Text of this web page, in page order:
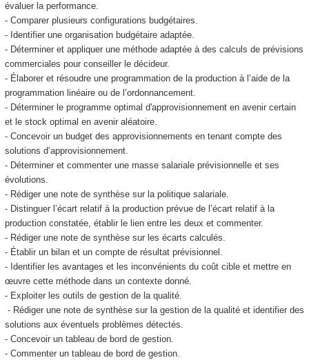
évaluer la performance.
- Comparer plusieurs configurations budgétaires.
- Identifier une organisation budgétaire adaptée.
- Déterminer et appliquer une méthode adaptée à des calculs de prévisions
commerciales pour conseiller le décideur.
- Élaborer et résoudre une programmation de la production à l’aide de la
programmation linéaire ou de l’ordonnancement.
- Déterminer le programme optimal d'approvisionnement en avenir certain
et le stock optimal en avenir aléatoire.
- Concevoir un budget des approvisionnements en tenant compte des
solutions d’approvisionnement.
- Déterminer et commenter une masse salariale prévisionnelle et ses
évolutions.
- Rédiger une note de synthèse sur la politique salariale.
- Distinguer l’écart relatif à la production prévue de l’écart relatif à la
production constatée, établir le lien entre les deux et commenter.
- Rédiger une note de synthèse sur les écarts calculés.
- Établir un bilan et un compte de résultat prévisionnel.
- Identifier les avantages et les inconvénients du coût cible et mettre en
œuvre cette méthode dans un contexte donné.
- Exploiter les outils de gestion de la qualité.
- Rédiger une note de synthèse sur la gestion de la qualité et identifier des
solutions aux éventuels problèmes détectés.
- Concevoir un tableau de bord de gestion.
- Commenter un tableau de bord de gestion.